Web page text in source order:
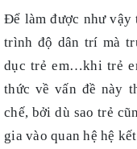
Để làm được như vậy
trình độ dân trí mà
dục trẻ em…khi trẻ
thức về vấn đề này
chế, bởi dù sao trẻ
gia vào quan hệ hệ